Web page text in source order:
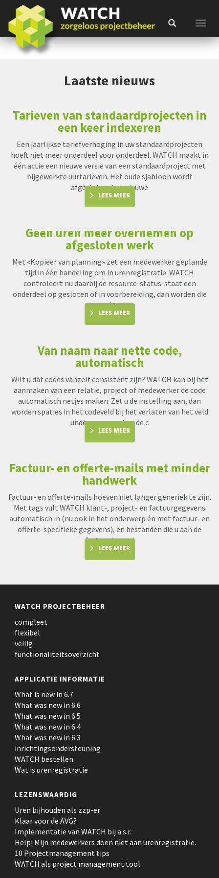
Laatste nieuws
Tarieven van standaardprojecten in
een keer indexeren
Een jaarlijkse tariefverhoging in uw standaardprojecten
hoeft niet meer onderdeel voor onderdeel. WATCH maakt in
één actie een nieuwe versie van een standaardproject met
bijgewerkte uurtarieven. Het oude sjabloon wordt
afgesloten, het nieuwe
LEES MEER
Geen uren meer overnemen op
afgesloten werk
Met «Kopieer van planning» zet een medewerker geplande
tijd in één handeling om in urenregistratie. WATCH
controleert nu daarbij de resource-status: staat een
onderdeel op gesloten of in voorbereiding, dan worden die
uren niet me
LEES MEER
Van naam naar nette code,
automatisch
Wilt u dat codes vanzelf consistent zijn? WATCH kan bij het
aanmaken van een relatie, project of medewerker de code
automatisch netjes maken. Zet u de instelling aan, dan
worden spaties in het codeveld bij het verlaten van het veld
underscores en kan de c
LEES MEER
Factuur- en offerte-mails met minder
handwerk
Factuur- en offerte-mails hoeven niet langer generiek te zijn.
Met tags vult WATCH klant-, project- en factuurgegevens
automatisch in (nu ook in het onderwerp én met factuur- en
offerte-specifieke gegevens), en bestanden die u aan de
factuur koppel
LEES MEER
WATCH PROJECTBEHEER
compleet
flexibel
veilig
functionaliteitsoverzicht
APPLICATIE INFORMATIE
What is new in 6.7
What was new in 6.6
What was new in 6.5
What was new in 6.4
What was new in 6.3
inrichtingsondersteuning
WATCH bestellen
Wat is urenregistratie
LEZENSWAARDIG
Uren bijhouden als zzp-er
Klaar voor de AVG?
Implementatie van WATCH bij a.s.r.
Help! Mijn medewerkers doen niet aan urenregistratie.
10 Projectmanagement tips
WATCH als project management tool